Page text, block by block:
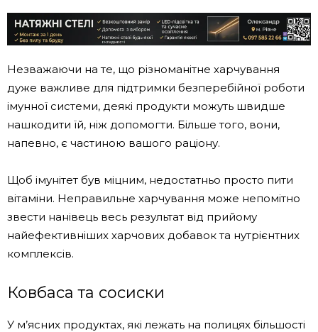
Незважаючи на те, що різноманітне харчування
дуже важливе для підтримки безперебійної роботи
імунної системи, деякі продукти можуть швидше
нашкодити їй, ніж допомогти. Більше того, вони,
напевно, є частиною вашого раціону.
Щоб імунітет був міцним, недостатньо просто пити
вітаміни. Неправильне харчування може непомітно
звести нанівець весь результат від прийому
найефективніших харчових добавок та нутрієнтних
комплексів.
Ковбаса та сосиски
У м’ясних продуктах, які лежать на полицях більшості